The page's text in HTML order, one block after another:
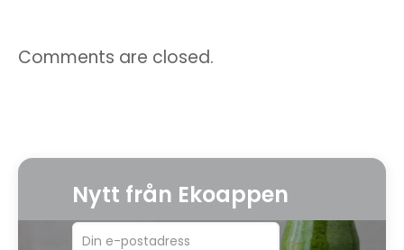
Comments are closed.
Nytt från Ekoappen